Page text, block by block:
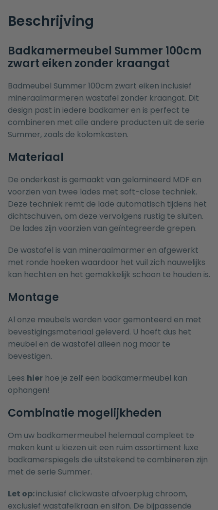
Beschrijving
Badkamermeubel Summer 100cm
zwart eiken zonder kraangat
Badmeubel Summer 100cm zwart eiken inclusief
mineraalmarmeren wastafel zonder kraangat. Dit
design past in iedere badkamer en is perfect te
combineren met alle andere producten uit de serie
Summer, zoals de kolomkasten.
Materiaal
De onderkast is gemaakt van gelamineerd MDF en
voorzien van twee lades met soft-close techniek.
Deze techniek remt de lade automatisch tijdens het
dichtschuiven, om deze vervolgens rustig te sluiten.
De lades zijn voorzien van geïntegreerde grepen.
De wastafel is van mineraalmarmer en afgewerkt
met ronde hoeken waardoor het vuil zich nauwelijks
kan hechten en het gemakkelijk schoon te houden is.
Montage
Al onze meubels worden voor gemonteerd en met
bevestigingsmateriaal geleverd. U hoeft dus het
meubel en de wastafel alleen nog maar te
bevestigen.
Lees hier hoe je zelf een badkamermeubel kan
ophangen!
Combinatie mogelijkheden
Om uw badkamermeubel helemaal compleet te
maken kunt u kiezen uit een ruim assortiment luxe
badkamerspiegels die uitstekend te combineren zijn
met de serie Summer.
Let op:inclusief clickwaste afvoerplug chroom,
exclusief wastafelkraan en sifon. De bijpassende